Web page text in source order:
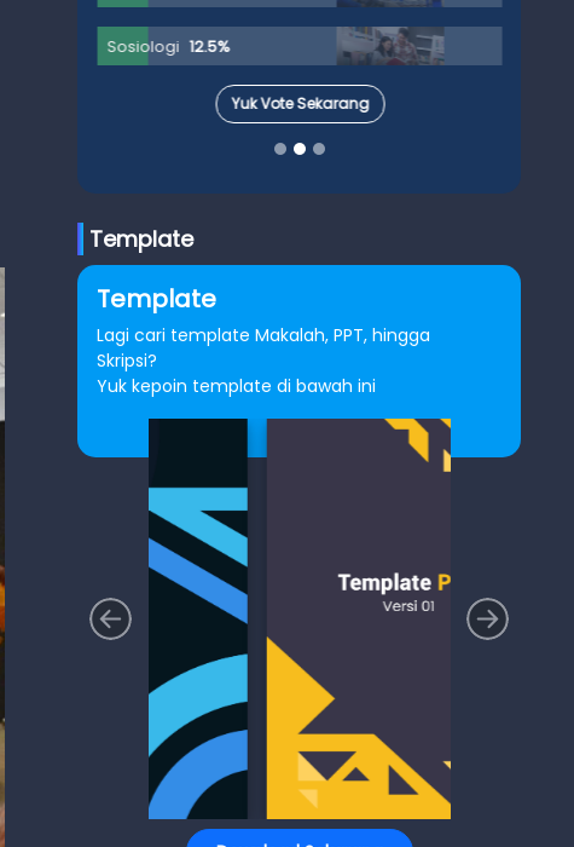
Sosiologi 12.5%
Yuk Vote Sekarang
Template
Template
Lagi cari template Makalah, PPT, hingga
Skripsi?
Yuk kepoin template di bawah ini